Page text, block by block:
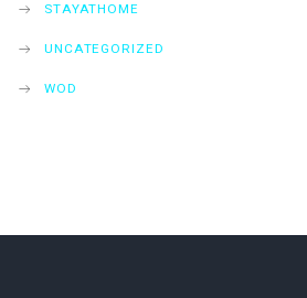
STAYATHOME
UNCATEGORIZED
WOD